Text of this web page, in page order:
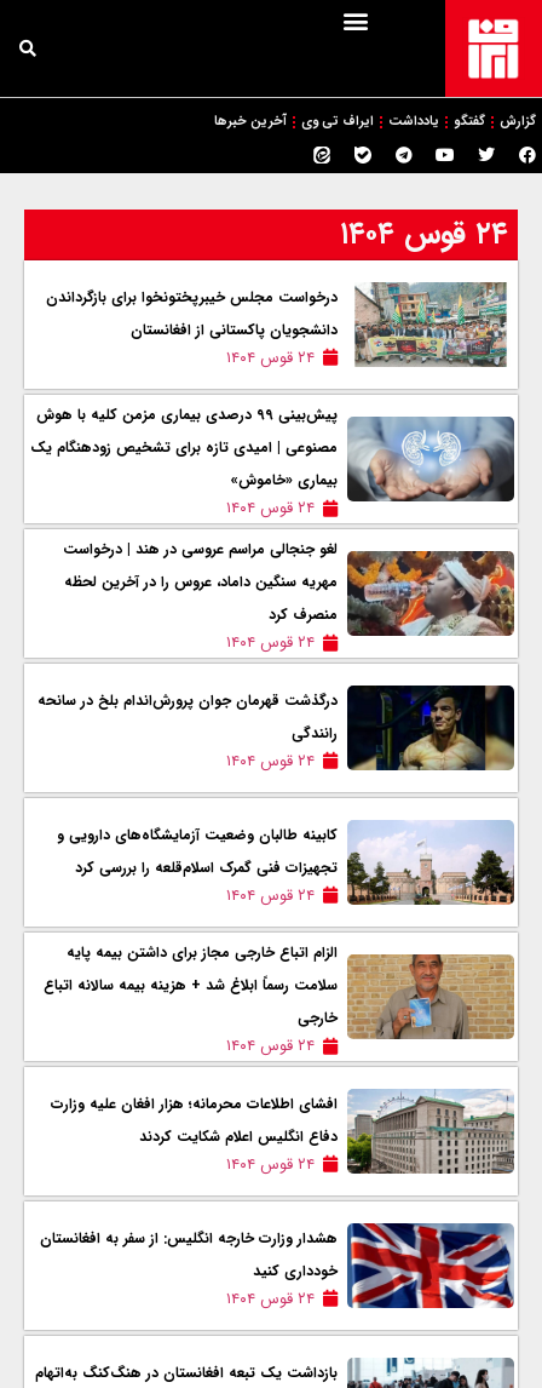
گزارش گفتگو یادداشت ایراف تی وی آخرین خبرها
۲۴ قوس ۱۴۰۴
درخواست مجلس خیبرپختونخوا برای بازگرداندن
دانشجویان پاکستانی از افغانستان
۲۴ قوس ۱۴۰۴
پیش‌بینی ۹۹ درصدی بیماری مزمن کلیه با هوش
مصنوعی | امیدی تازه برای تشخیص زودهنگام یک
بیماری «خاموش»
۲۴ قوس ۱۴۰۴
لغو جنجالی مراسم عروسی در هند | درخواست
مهریه سنگین داماد، عروس را در آخرین لحظه
منصرف کرد
۲۴ قوس ۱۴۰۴
درگذشت قهرمان جوان پرورش‌اندام بلخ در سانحه
رانندگی
۲۴ قوس ۱۴۰۴
کابینه طالبان وضعیت آزمایشگاه‌های دارویی و
تجهیزات فنی گمرک اسلام‌قلعه را بررسی کرد
۲۴ قوس ۱۴۰۴
الزام اتباع خارجی مجاز برای داشتن بیمه پایه
سلامت رسماً ابلاغ شد + هزینه بیمه سالانه اتباع
خارجی
۲۴ قوس ۱۴۰۴
افشای اطلاعات محرمانه؛ هزار افغان علیه وزارت
دفاع انگلیس اعلام شکایت کردند
۲۴ قوس ۱۴۰۴
هشدار وزارت خارجه انگلیس: از سفر به افغانستان
خودداری کنید
۲۴ قوس ۱۴۰۴
بازداشت یک تبعه افغانستان در هنگ‌کنگ به‌اتهام